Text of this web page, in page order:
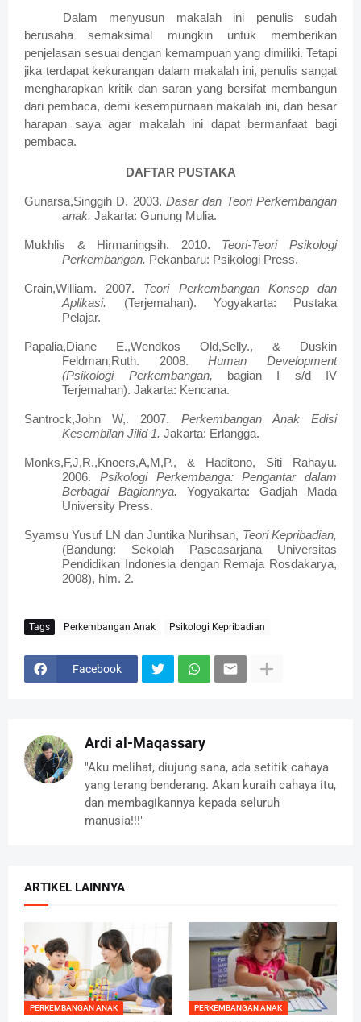
Dalam menyusun makalah ini penulis sudah
berusaha semaksimal mungkin untuk memberikan
penjelasan sesuai dengan kemampuan yang dimiliki. Tetapi
jika terdapat kekurangan dalam makalah ini, penulis sangat
mengharapkan kritik dan saran yang bersifat membangun
dari pembaca, demi kesempurnaan makalah ini, dan besar
harapan saya agar makalah ini dapat bermanfaat bagi
pembaca.
DAFTAR PUSTAKA
Gunarsa,Singgih D. 2003. Dasar dan Teori Perkembangan
anak.Jakarta: Gunung Mulia.
Mukhlis & Hirmaningsih. 2010. Teori-Teori Psikologi
Perkembangan. Pekanbaru: Psikologi Press.
Crain,William. 2007. Teori Perkembangan Konsep dan
Aplikasi. (Terjemahan). Yogyakarta: Pustaka
Pelajar.
Papalia,Diane E.,Wendkos Old,Selly., & Duskin
Feldman,Ruth. 2008.Human Development
(Psikologi Perkembangan, bagian I s/d IV
Terjemahan). Jakarta: Kencana.
Santrock,John W,. 2007. Perkembangan Anak Edisi
Kesembilan Jilid 1.Jakarta: Erlangga.
Monks,F,J,R.,Knoers,A,M,P., & Haditono, Siti Rahayu.
2006. Psikologi Perkembanga: Pengantar dalam
Berbagai Bagiannya.Yogyakarta: Gadjah Mada
University Press.
Syamsu Yusuf LN dan Juntika Nurihsan, Teori Kepribadian,
(Bandung: Sekolah Pascasarjana Universitas
Pendidikan Indonesia dengan Remaja Rosdakarya,
2008), hlm. 2.
Tags Perkembangan Anak Psikologi Kepribadian
Facebook
Ardi al-Maqassary
"Aku melihat, diujung sana, ada setitik cahaya
yang terang benderang. Akan kuraih cahaya itu,
dan membagikannya kepada seluruh
manusia!!!"
ARTIKEL LAINNYA
PERKEMBANGAN ANAK PERKEMBANGAN ANAK